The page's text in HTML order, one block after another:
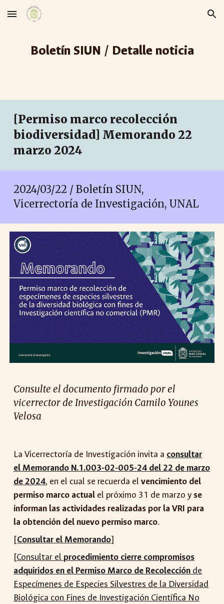
Skip to main content Skip to navigation
Boletín SIUN / Detalle noticia
[Permiso marco recolección
biodiversidad] Memorando 22
marzo 2024
2024/03/22 / Boletín SIUN,
Vicerrectoría de Investigación, UNAL
Consulte el documento firmado por el
vicerrector de Investigación Camilo Younes
Velosa
La Vicerrectoría de Investigación invita a consultar
el Memorando N.1.003-02-005-24 del 22 de marzo
de 2024, en el cual se recuerda elvencimiento del
permiso marco actual el próximo 31 de marzo y se
informan las actividades realizadas por la VRI para
la obtención del nuevo permiso marco.
[Consultar el Memorando]
[Consultar el procedimiento cierre compromisos
adquiridos en el Permiso Marco de Recolección de
Especímenes de Especies Silvestres de la Diversidad
Biológica con Fines de Investigación Científica No